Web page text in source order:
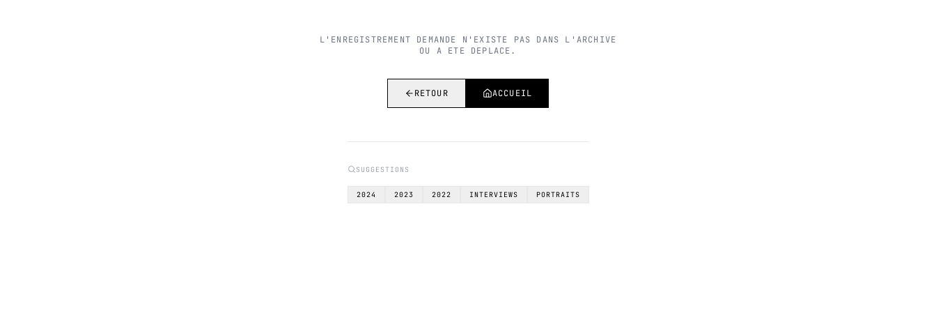
L'ENREGISTREMENT DEMANDE N'EXISTE PAS DANS L'ARCHIVE
OU A ETE DEPLACE.
RETOUR ACCUEIL
SUGGESTIONS
2024 2023 2022 INTERVIEWS PORTRAITS